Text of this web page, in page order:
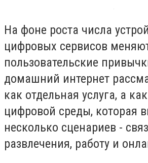
На фоне роста числа
цифровых сервисов
пользовательские
домашний интернет
как отдельная услуга, а
цифровой среды, которая
несколько сценариев -
развлечения, работу и